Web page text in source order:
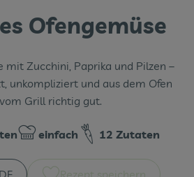
Ofengemüse
mit Zucchini, Paprika und Pilzen –
unkompliziert und aus dem Ofen
Grill richtig gut.
Schwierigkeit:
einfach 12 Zutaten
Rezept speichern